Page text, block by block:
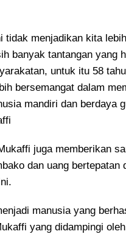
tidak menjadikan kita
banyak tantangan yang
untuk itu 58
bersemangat dalam
mandiri dan berdaya
juga memberikan
dan uang bertepatan
manusia yang
yang didampingi